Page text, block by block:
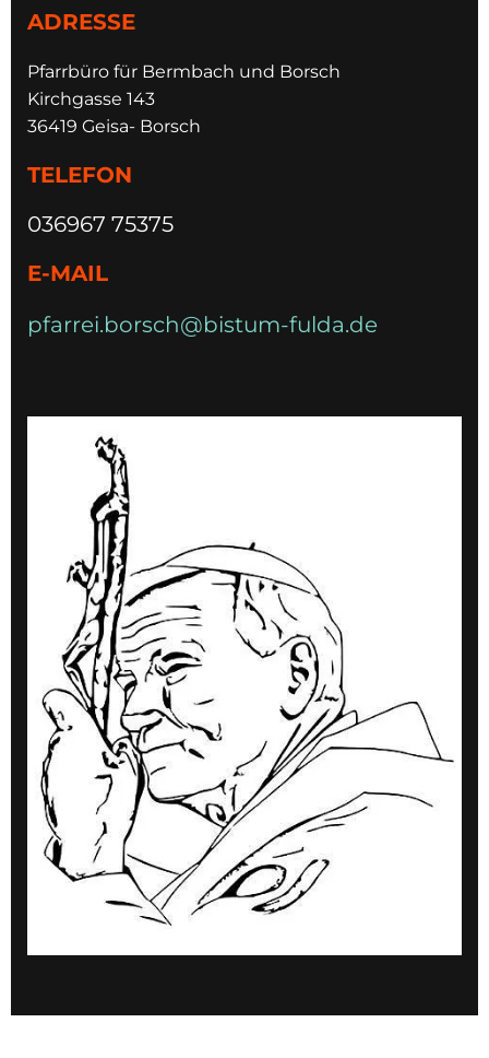
ADRESSE
Pfarrbüro für Bermbach und Borsch
Kirchgasse 143
36419 Geisa- Borsch
TELEFON
036967 75375
E-MAIL
pfarrei.borsch@bistum-fulda.de